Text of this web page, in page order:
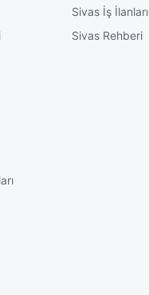
Sivas İş İlanları
Sivas Rehberi